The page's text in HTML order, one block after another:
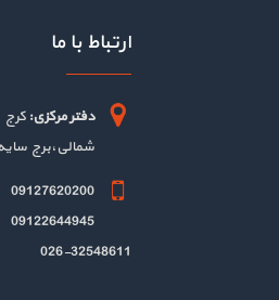
ارتباط با ما
دفتر مرکزی: کرج
شمالی،برج سایه ،طبقه
09127620200
09122644945
026-32548611